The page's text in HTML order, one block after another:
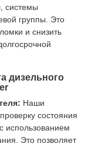
системы
группы. Это
и снизить
дизельного
Наши
состояния
использованием
Это позволяет